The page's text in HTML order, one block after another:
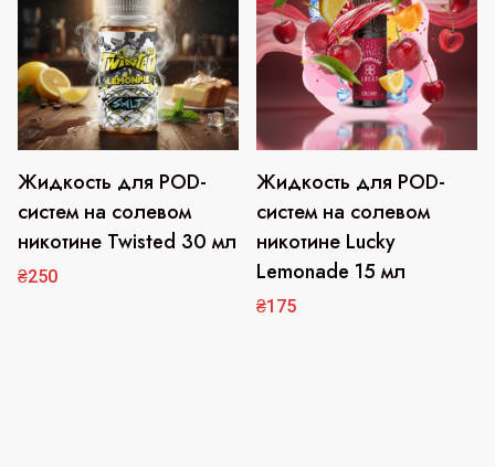
странице
товара.
Жидкость для POD-
систем на солевом
никотине Twisted 30 мл
₴250
Этот
товар
имеет
вариаций.
Жидкость для POD-
систем на солевом
никотине Lucky
Lemonade 15 мл
₴175
Этот
товар
имеет
несколько
вариаций.
Опции